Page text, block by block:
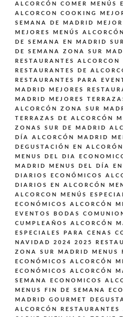
ALCORCÓN
COMER MENÚS
ALCORCON
COOKING
SEMANA DE MADRID
MEJORES MENÚS ALCORCÓN
DE SEMANA EN MADRID SUR
DE SEMANA ZONA SUR
RESTAURANTES ALCORCON
RESTAURANTES DE
RESTAURANTES PARA
MADRID
MEJORES
MADRID
MEJORES
ALCORCÓN ZONA SUR
TERRAZAS DE ALCORCÓN
ZONAS SUR DE MADRID
DÍA ALCORCÓN MADRID
DEGUSTACIÓN EN
MENUS DEL DIA
MADRID
MENUS DEL DÍA
DIARIOS ECONÓMICOS
DIARIOS EN ALCORCÓN
ALCORCON
MENÚS
ECONÓMICOS ALCORCÓN
EVENTOS BODAS
CUMPLEAÑOS ALCORCÓN
ESPECIALES PARA CENAS
NAVIDAD 2024 2025
ZONA SUR MADRID
MENUS
ECONÓMICOS ALCORCÓN
ECONÓMICOS ALCORCÓN
SEMANA ECONOMICOS
MENUS FIN DE SEMANA
MADRID GOURMET
ALCORCÓN